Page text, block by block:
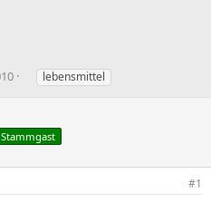
S
l
a
w
lebensmittel
Stammgast
#1